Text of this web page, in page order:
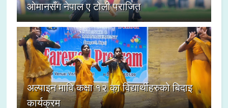
ओमानसँग नेपाल ए टोली पराजित
अल्पाइन मावि कक्षा १२ का विद्यार्थीहरुको बिदाइ
कार्यक्रम